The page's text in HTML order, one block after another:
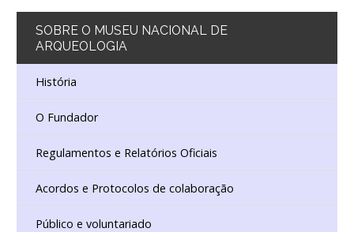
SOBRE O MUSEU NACIONAL DE
ARQUEOLOGIA
História
O Fundador
Regulamentos e Relatórios Oficiais
Acordos e Protocolos de colaboração
Público e voluntariado